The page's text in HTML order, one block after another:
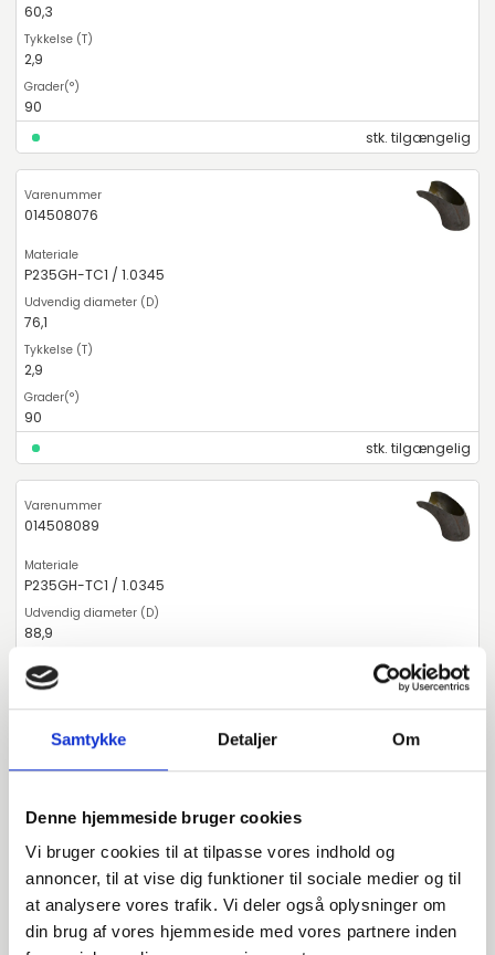
Samtykke Detaljer Om
Denne hjemmeside bruger cookies
Vi bruger cookies til at tilpasse vores indhold og
annoncer, til at vise dig funktioner til sociale medier og til
at analysere vores trafik. Vi deler også oplysninger om
din brug af vores hjemmeside med vores partnere inden
60,3
2,9
90
stk. tilgængelig
014508076
P235GH-TC1 / 1.0345
76,1
2,9
90
stk. tilgængelig
014508089
P235GH-TC1 / 1.0345
88,9
3,2
P235GH-TC1 / 1.0345
108